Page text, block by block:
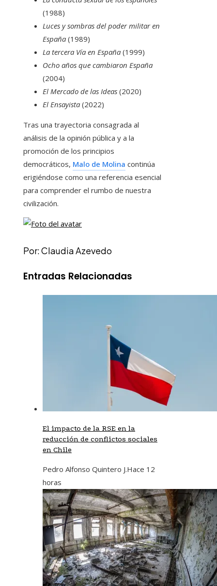
(1988)
Luces y sombras del poder militar en
España (1989)
La tercera Vía en España (1999)
Ocho años que cambiaron España
(2004)
El Mercado de las Ideas (2020)
El Ensayista (2022)
Tras una trayectoria consagrada al
análisis de la opinión pública y a la
promoción de los principios
democráticos, Malo de Molina continúa
erigiéndose como una referencia esencial
para comprender el rumbo de nuestra
civilización.
Por: Claudia Azevedo
Entradas Relacionadas
El impacto de la RSE en la
reducción de conflictos sociales
en Chile
Pedro Alfonso Quintero J.Hace 12
horas